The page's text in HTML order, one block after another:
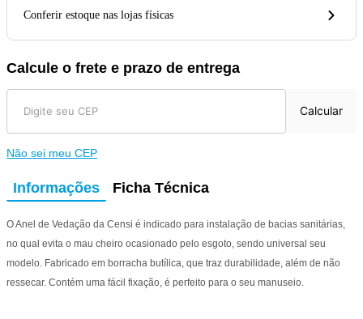
Conferir estoque nas lojas físicas
Calcule o frete e prazo de entrega
Calcular
Não sei meu CEP
Informações Ficha Técnica
O Anel de Vedação da Censi é indicado para instalação de bacias sanitárias,
no qual evita o mau cheiro ocasionado pelo esgoto, sendo universal seu
modelo. Fabricado em borracha butílica, que traz durabilidade, além de não
ressecar. Contém uma fácil fixação, é perfeito para o seu manuseio.